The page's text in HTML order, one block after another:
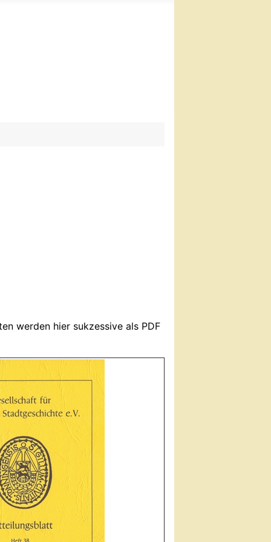
werden hier sukzessive als PDF